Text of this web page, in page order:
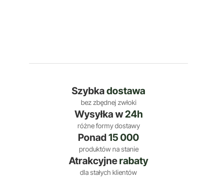
Szybkadostawa
bez zbędnej zwłoki
Wysyłka w24h
różne formy dostawy
Ponad 15 000
produktów na stanie
Atrakcyjnerabaty
dla stałych klientów